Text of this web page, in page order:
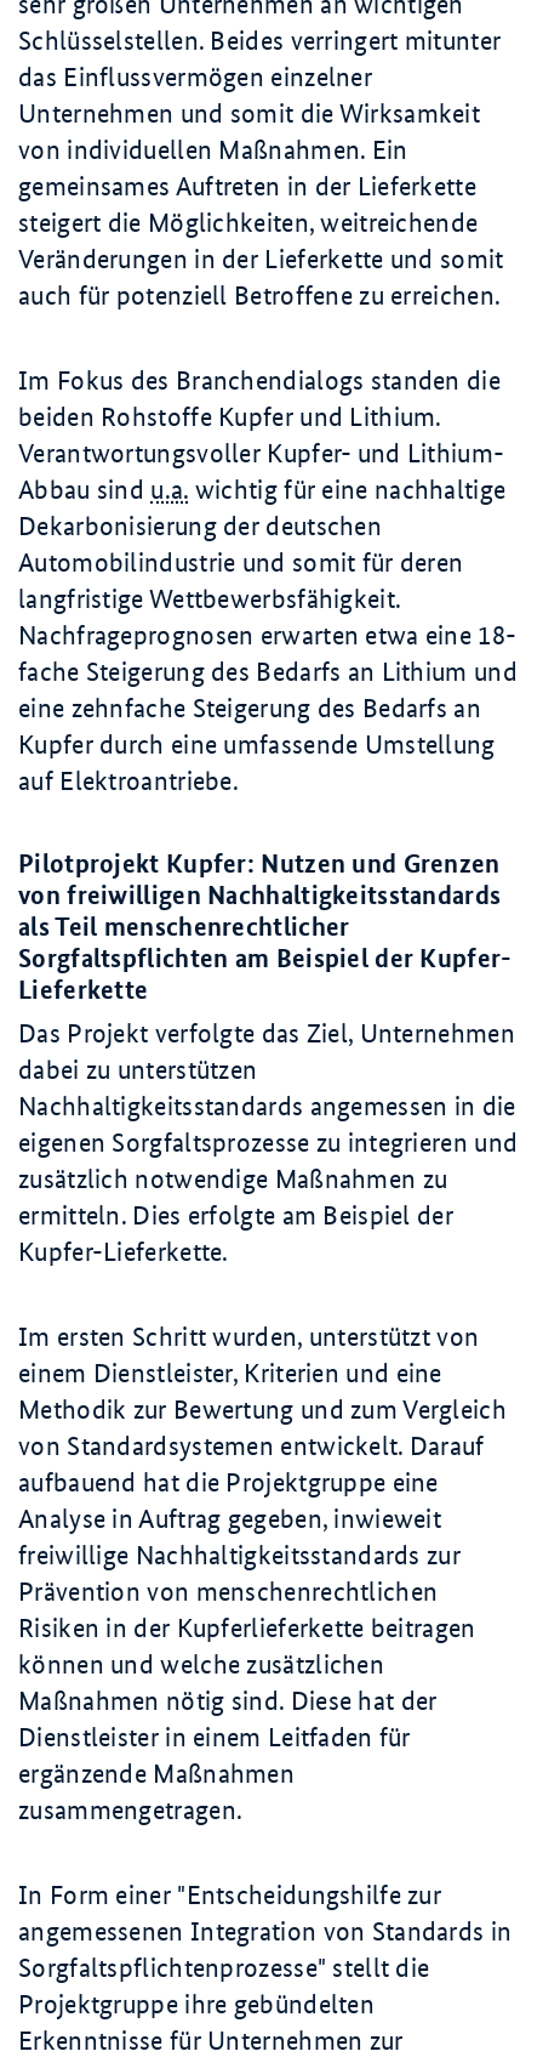
Schlüsselstellen. Beides verringert mitunter
das Einflussvermögen einzelner
Unternehmen und somit die Wirksamkeit
von individuellen Maßnahmen. Ein
gemeinsames Auftreten in der Lieferkette
steigert die Möglichkeiten, weitreichende
Veränderungen in der Lieferkette und somit
auch für potenziell Betroffene zu erreichen.
Im Fokus des Branchendialogs standen die
beiden Rohstoffe Kupfer und Lithium.
Verantwortungsvoller Kupfer- und Lithium-
Abbau sind u.a. wichtig für eine nachhaltige
Dekarbonisierung der deutschen
Automobilindustrie und somit für deren
langfristige Wettbewerbsfähigkeit.
Nachfrageprognosen erwarten etwa eine 18-
fache Steigerung des Bedarfs an Lithium und
eine zehnfache Steigerung des Bedarfs an
Kupfer durch eine umfassende Umstellung
auf Elektroantriebe.
Pilotprojekt Kupfer: Nutzen und Grenzen
von freiwilligen Nachhaltigkeitsstandards
als Teil menschenrechtlicher
Sorgfaltspflichten am Beispiel der Kupfer-
Lieferkette
Das Projekt verfolgte das Ziel, Unternehmen
dabei zu unterstützen
Nachhaltigkeitsstandards angemessen in die
eigenen Sorgfaltsprozesse zu integrieren und
zusätzlich notwendige Maßnahmen zu
ermitteln. Dies erfolgte am Beispiel der
Kupfer-Lieferkette.
Im ersten Schritt wurden, unterstützt von
einem Dienstleister, Kriterien und eine
Methodik zur Bewertung und zum Vergleich
von Standardsystemen entwickelt. Darauf
aufbauend hat die Projektgruppe eine
Analyse in Auftrag gegeben, inwieweit
freiwillige Nachhaltigkeitsstandards zur
Prävention von menschenrechtlichen
Risiken in der Kupferlieferkette beitragen
können und welche zusätzlichen
Maßnahmen nötig sind. Diese hat der
Dienstleister in einem Leitfaden für
ergänzende Maßnahmen
zusammengetragen.
In Form einer "Entscheidungshilfe zur
angemessenen Integration von Standards in
Sorgfaltspflichtenprozesse" stellt die
Projektgruppe ihre gebündelten
Erkenntnisse für Unternehmen zur